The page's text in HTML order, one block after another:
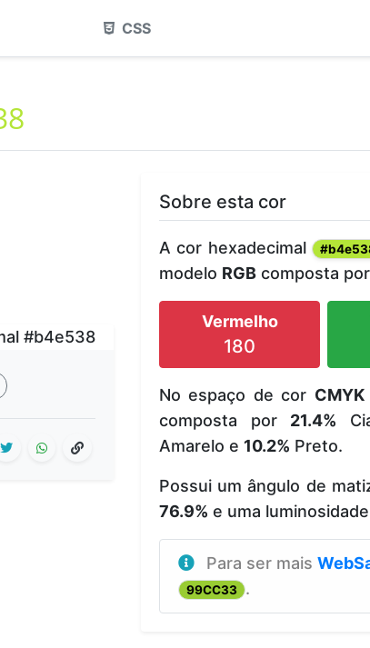
CSS
Sobre esta cor
A cor hexadecimal
modelo RGB composta
Vermelho
180
No espaço de cor CMYK
composta por 21.4%
Amarelo e 10.2% Preto.
Possui um ângulo de
76.9% e uma
Para ser mais
99CC33 .